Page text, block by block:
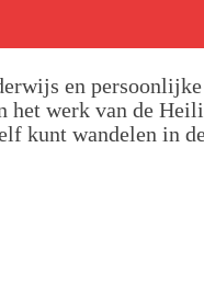
en
werk van de
kunt wandelen in